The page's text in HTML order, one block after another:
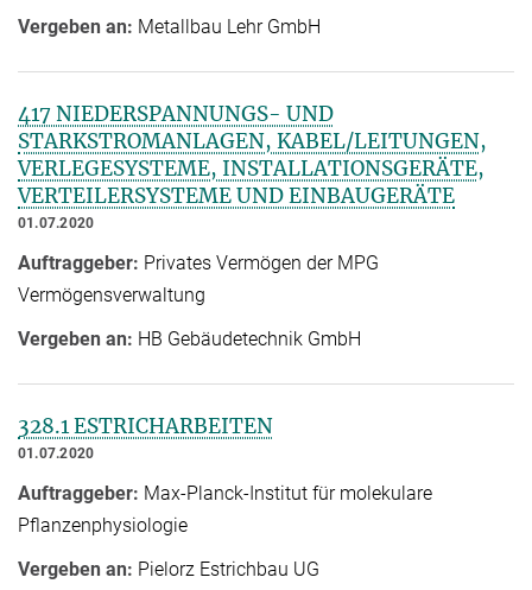
Vergeben an: Metallbau Lehr GmbH
417 NIEDERSPANNUNGS- UND
STARKSTROMANLAGEN, KABEL/LEITUNGEN,
VERLEGESYSTEME, INSTALLATIONSGERÄTE,
VERTEILERSYSTEME UND EINBAUGERÄTE
01.07.2020
Auftraggeber: Privates Vermögen der MPG
Vermögensverwaltung
Vergeben an: HB Gebäudetechnik GmbH
328.1 ESTRICHARBEITEN
01.07.2020
Auftraggeber: Max-Planck-Institut für molekulare
Pflanzenphysiologie
Vergeben an: Pielorz Estrichbau UG